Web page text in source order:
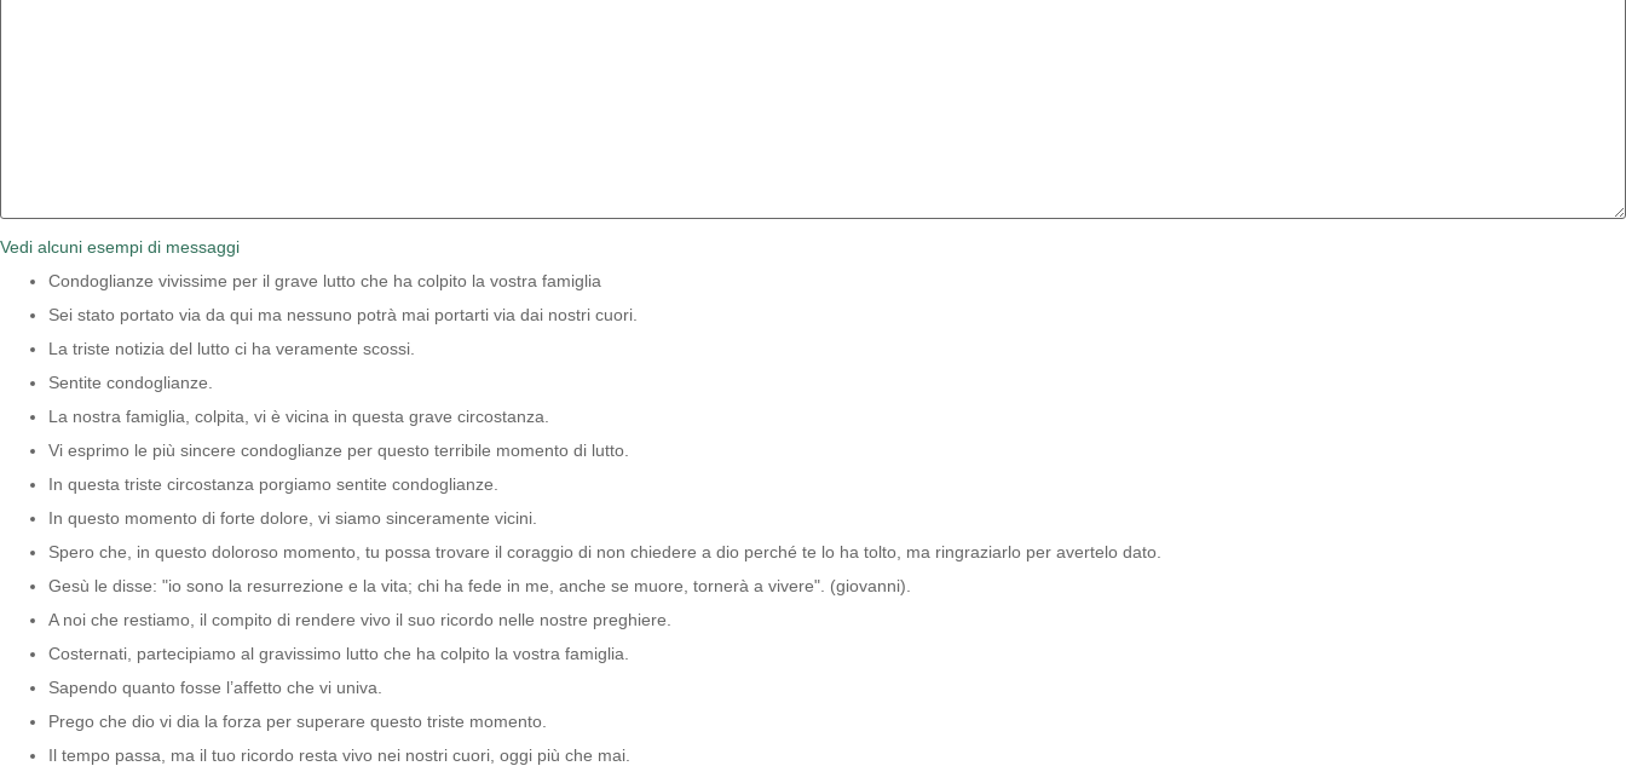
Vedi alcuni esempi di messaggi
Condoglianze vivissime per il grave lutto che ha colpito la vostra famiglia
Sei stato portato via da qui ma nessuno potrà mai portarti via dai nostri cuori.
La triste notizia del lutto ci ha veramente scossi.
Sentite condoglianze.
La nostra famiglia, colpita, vi è vicina in questa grave circostanza.
Vi esprimo le più sincere condoglianze per questo terribile momento di lutto.
In questa triste circostanza porgiamo sentite condoglianze.
In questo momento di forte dolore, vi siamo sinceramente vicini.
Spero che, in questo doloroso momento, tu possa trovare il coraggio di non chiedere a dio perché te lo ha tolto, ma ringraziarlo per avertelo dato.
Gesù le disse: "io sono la resurrezione e la vita; chi ha fede in me, anche se muore, tornerà a vivere". (giovanni).
A noi che restiamo, il compito di rendere vivo il suo ricordo nelle nostre preghiere.
Costernati, partecipiamo al gravissimo lutto che ha colpito la vostra famiglia.
Sapendo quanto fosse l’affetto che vi univa.
Prego che dio vi dia la forza per superare questo triste momento.
Il tempo passa, ma il tuo ricordo resta vivo nei nostri cuori, oggi più che mai.